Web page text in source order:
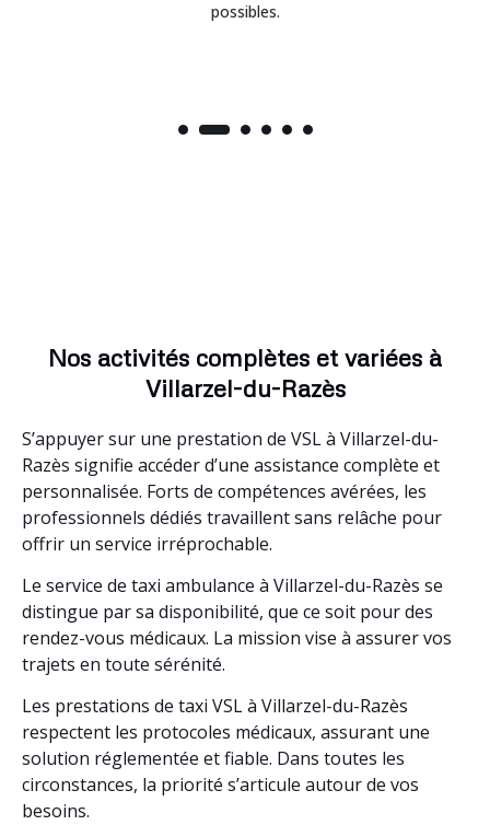
possibles.
Nos activités complètes et variées à
Villarzel-du-Razès
S’appuyer sur une prestation de VSL à Villarzel-du-
Razès signifie accéder d’une assistance complète et
personnalisée. Forts de compétences avérées, les
professionnels dédiés travaillent sans relâche pour
offrir un service irréprochable.
Le service de taxi ambulance à Villarzel-du-Razès se
distingue par sa disponibilité, que ce soit pour des
rendez-vous médicaux. La mission vise à assurer vos
trajets en toute sérénité.
Les prestations de taxi VSL à Villarzel-du-Razès
respectent les protocoles médicaux, assurant une
solution réglementée et fiable. Dans toutes les
circonstances, la priorité s’articule autour de vos
besoins.